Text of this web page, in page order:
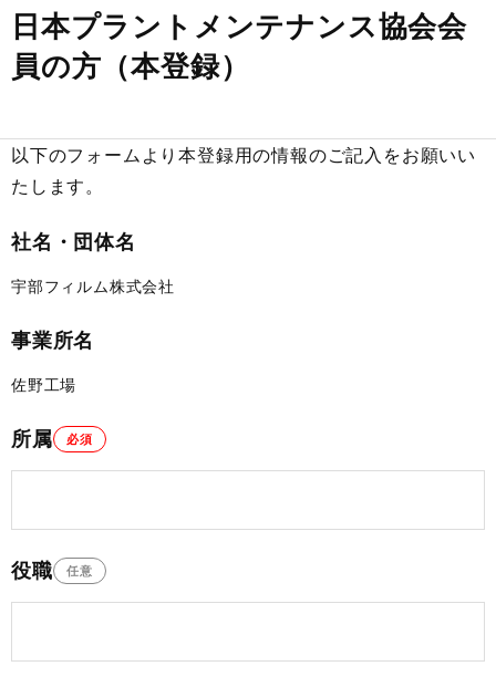
日本プラントメンテナンス協会会
員の方（本登録）
以下のフォームより本登録用の情報のご記入をお願いい
たします。
社名・団体名
宇部フィルム株式会社
事業所名
佐野工場
所属 必須
役職 任意